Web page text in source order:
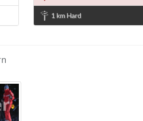
1 km Hard